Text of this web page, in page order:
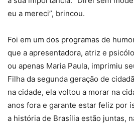
eu a mereci”, brincou.
Foi em um dos programas de
que a apresentadora, atriz e
ou apenas Maria Paula, imprimiu
Filha da segunda geração de
na cidade, ela voltou a morar na
anos fora e garante estar feliz por
a história de Brasília estão juntas,